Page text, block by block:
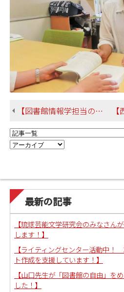
【図書館情報学担当の山口先生が学校の先生や図書館員さん向けの著作権講習の講師を務めました】
最新の記事
【琉球芸能文学研究会のみなさん
します！】
【ライティングセンター活動中
ト作成を支援しています！】
【山口先生が「図書館の自由」を
した！】